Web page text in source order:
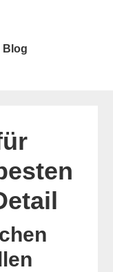
Blog